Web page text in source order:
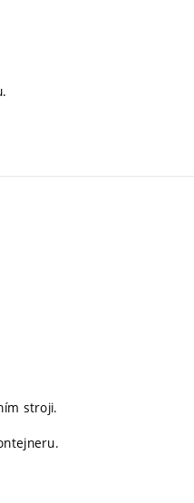
stroji.